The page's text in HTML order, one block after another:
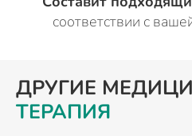
соответствии с
ДРУГИЕ
ТЕРАПИЯ